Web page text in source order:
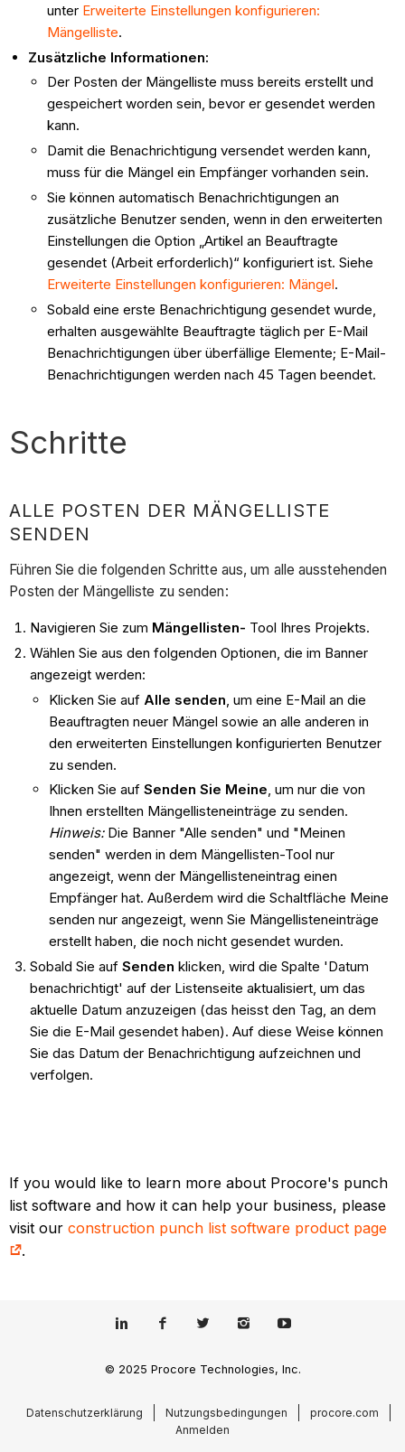
unter Erweiterte Einstellungen konfigurieren:
Mängelliste.
Zusätzliche Informationen:
Der Posten der Mängelliste muss bereits erstellt und
gespeichert worden sein, bevor er gesendet werden
kann.
Damit die Benachrichtigung versendet werden kann,
muss für die Mängel ein Empfänger vorhanden sein.
Sie können automatisch Benachrichtigungen an
zusätzliche Benutzer senden, wenn in den erweiterten
Einstellungen die Option „Artikel an Beauftragte
gesendet (Arbeit erforderlich)“ konfiguriert ist. Siehe
Erweiterte Einstellungen konfigurieren: Mängel.
Sobald eine erste Benachrichtigung gesendet wurde,
erhalten ausgewählte Beauftragte täglich per E-Mail
Benachrichtigungen über überfällige Elemente; E-Mail-
Benachrichtigungen werden nach 45 Tagen beendet.
Schritte
ALLE POSTEN DER MÄNGELLISTE
SENDEN
Führen Sie die folgenden Schritte aus, um alle ausstehenden
Posten der Mängelliste zu senden:
Navigieren Sie zum Mängellisten- Tool Ihres Projekts.​​​
Wählen Sie aus den folgenden Optionen, die im Banner
angezeigt werden:
Klicken Sie auf Alle senden , um eine E-Mail an die
Beauftragten neuer Mängel sowie an alle anderen in
den erweiterten Einstellungen konfigurierten Benutzer
zu senden.
Klicken Sie auf Senden Sie Meine, um nur die von
Ihnen erstellten Mängellisteneinträge zu senden.
Hinweis:Die Banner "Alle senden" und "Meinen
senden" werden in dem Mängellisten-Tool nur
angezeigt, wenn der Mängellisteneintrag einen
Empfänger hat. Außerdem wird die Schaltfläche Meine
senden nur angezeigt, wenn Sie Mängellisteneinträge
erstellt haben, die noch nicht gesendet wurden.
Sobald Sie auf Senden klicken, wird die Spalte 'Datum
benachrichtigt' auf der Listenseite aktualisiert, um das
aktuelle Datum anzuzeigen (das heisst den Tag, an dem
Sie die E-Mail gesendet haben). Auf diese Weise können
Sie das Datum der Benachrichtigung aufzeichnen und
verfolgen.
If you would like to learn more about Procore's punch
list software and how it can help your business, please
visit ourconstruction punch list software product page
.
© 2025 Procore Technologies, Inc.
Datenschutzerklärung Nutzungsbedingungen
procore.com
Anmelden